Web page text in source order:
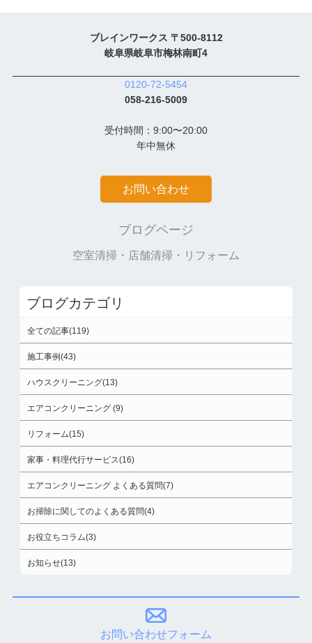
ブレインワークス 〒500-8112
岐阜県岐阜市梅林南町4
0120-72-5454
058-216-5009
受付時間：9:00〜20:00
年中無休
お問い合わせ
ブログページ
空室清掃・店舗清掃・リフォーム
ブログカテゴリ
全ての記事(119)
施工事例(43)
ハウスクリーニング(13)
エアコンクリーニング (9)
リフォーム(15)
家事・料理代行サービス(16)
エアコンクリーニング よくある質問(7)
お掃除に関してのよくある質問(4)
お役立ちコラム(3)
お知らせ(13)
お問い合わせフォーム